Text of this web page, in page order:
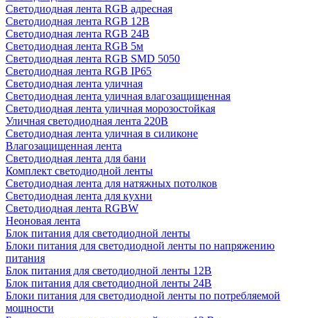
Светодиодная лента RGB адресная
Светодиодная лента RGB 12В
Светодиодная лента RGB 24В
Светодиодная лента RGB 5м
Светодиодная лента RGB SMD 5050
Светодиодная лента RGB IP65
Светодиодная лента уличная
Светодиодная лента уличная влагозащищенная
Светодиодная лента уличная морозостойкая
Уличная светодиодная лента 220В
Светодиодная лента уличная в силиконе
Влагозащищенная лента
Светодиодная лента для бани
Комплект светодиодной ленты
Светодиодная лента для натяжных потолков
Светодиодная лента для кухни
Светодиодная лента RGBW
Неоновая лента
Блок питания для светодиодной ленты
Блоки питания для светодиодной ленты по напряжению
питания
Блок питания для светодиодной ленты 12В
Блок питания для светодиодной ленты 24В
Блоки питания для светодиодной ленты по потребляемой
мощности